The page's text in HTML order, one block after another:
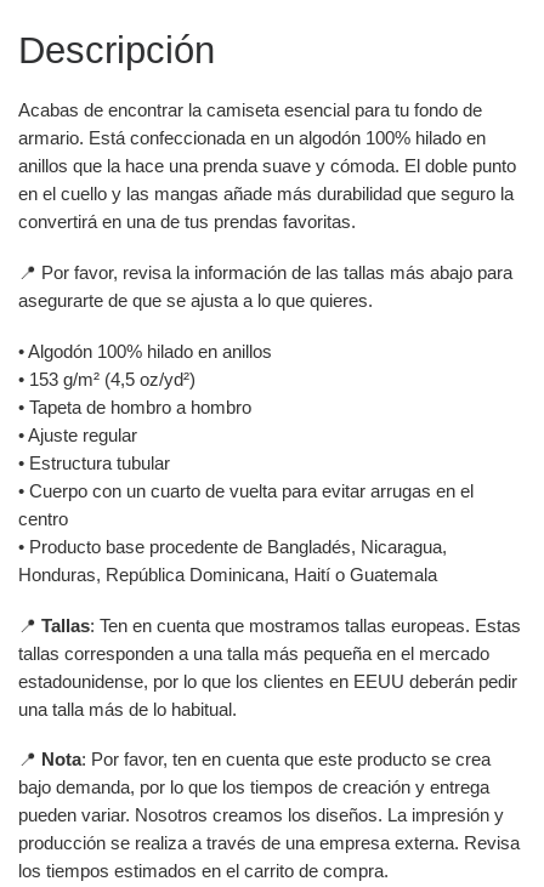
Descripción
Acabas de encontrar la camiseta esencial para tu fondo de
armario. Está confeccionada en un algodón 100% hilado en
anillos que la hace una prenda suave y cómoda. El doble punto
en el cuello y las mangas añade más durabilidad que seguro la
convertirá en una de tus prendas favoritas.
📍 Por favor, revisa la información de las tallas más abajo para
asegurarte de que se ajusta a lo que quieres.
• Algodón 100% hilado en anillos
• 153 g/m² (4,5 oz/yd²)
• Tapeta de hombro a hombro
• Ajuste regular
• Estructura tubular
• Cuerpo con un cuarto de vuelta para evitar arrugas en el
centro
• Producto base procedente de Bangladés, Nicaragua,
Honduras, República Dominicana, Haití o Guatemala
📍 Tallas: Ten en cuenta que mostramos tallas europeas. Estas
tallas corresponden a una talla más pequeña en el mercado
estadounidense, por lo que los clientes en EEUU deberán pedir
una talla más de lo habitual.
📍 Nota: Por favor, ten en cuenta que este producto se crea
bajo demanda, por lo que los tiempos de creación y entrega
pueden variar. Nosotros creamos los diseños. La impresión y
producción se realiza a través de una empresa externa. Revisa
los tiempos estimados en el carrito de compra.